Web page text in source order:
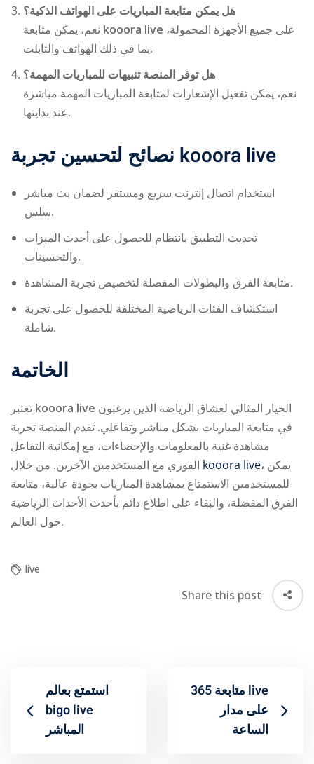
هل يمكن متابعة المباريات على الهواتف الذكية؟
kooora live
بما في ذلك الهواتف والتابلت.
هل توفر المنصة تنبيهات للمباريات المهمة؟
نعم، يمكن تفعيل الإشعارات لمتابعة المباريات المهمة مباشرة
عند بدايتها.
kooora live
استخدام اتصال إنترنت سريع ومستقر لضمان بث مباشر
سلس.
تحديث التطبيق بانتظام للحصول على أحدث الميزات
والتحسينات.
متابعة الفرق والبطولات المفضلة لتخصيص تجربة المشاهدة.
استكشاف الفئات الرياضية المختلفة للحصول على تجربة
شاملة.
الخاتمة
kooora live
في متابعة المباريات بشكل مباشر وتفاعلي. تقدم المنصة تجربة
مشاهدة غنية بالمعلومات والإحصاءات، مع إمكانية التفاعل
kooora live، يمكن
للمستخدمين الاستمتاع بمشاهدة المباريات بجودة عالية، متابعة
الفرق المفضلة، والبقاء على اطلاع دائم بأحدث الأحداث الرياضية
حول العالم.
live
Share this post
استمتع بعالم
bigo live
المباشر
متابعة 365 live
على مدار
الساعة